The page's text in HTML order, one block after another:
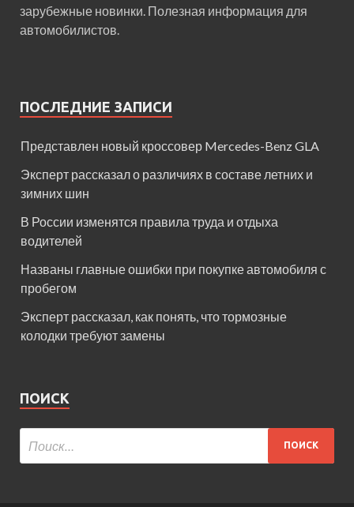
зарубежные новинки. Полезная информация для
автомобилистов.
ПОСЛЕДНИЕ ЗАПИСИ
Представлен новый кроссовер Mercedes-Benz GLA
Эксперт рассказал о различиях в составе летних и
зимних шин
В России изменятся правила труда и отдыха
водителей
Названы главные ошибки при покупке автомобиля с
пробегом
Эксперт рассказал, как понять, что тормозные
колодки требуют замены
ПОИСК